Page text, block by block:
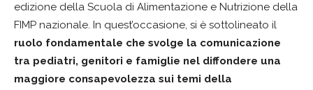
edizione della Scuola di Alimentazione e Nutrizione della
FIMP nazionale. In quest’occasione, si è sottolineato il
ruolo fondamentale che svolge la comunicazione
tra pediatri, genitori e famiglie nel diffondere una
maggiore consapevolezza sui temi della